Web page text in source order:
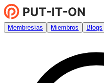
Membresías Miembros Blogs